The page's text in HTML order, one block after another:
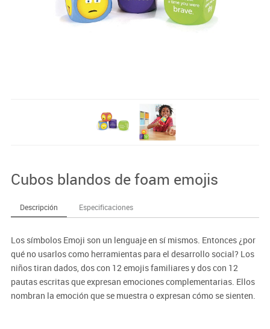
Cubos blandos de foam emojis
Descripción Especificaciones
Los símbolos Emoji son un lenguaje en sí mismos. Entonces ¿por
qué no usarlos como herramientas para el desarrollo social? Los
niños tiran dados, dos con 12 emojis familiares y dos con 12
pautas escritas que expresan emociones complementarias. Ellos
nombran la emoción que se muestra o expresan cómo se sienten.